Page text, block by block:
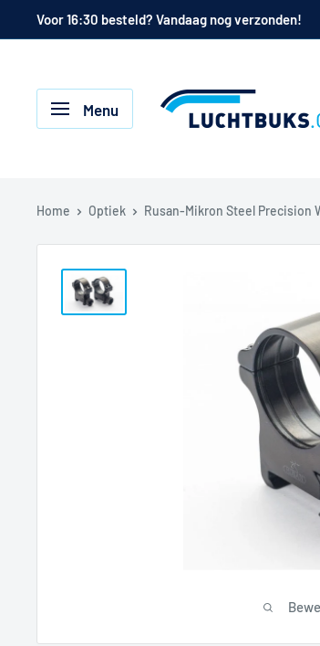
de
Voor 16:30 besteld? Vandaag nog verzonden!
Menu Luchtbuks.com
Home Optiek Rusan-Mikron Steel Precision